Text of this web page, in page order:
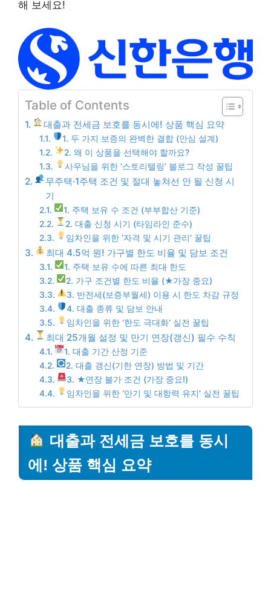
해 보세요!
Table of Contents
대출과 전세금 보호를 동시에! 상품 핵심 요약
1. 두 가지 보증의 완벽한 결합 (안심 설계)
2. 왜 이 상품을 선택해야 할까요?
사우님을 위한 ‘스토리텔링’ 블로그 작성 꿀팁
무주택·1주택 조건 및 절대 놓쳐선 안 될 신청 시
기
1. 주택 보유 수 조건 (부부합산 기준)
2. 대출 신청 시기 (타임라인 준수)
임차인을 위한 ‘자격 및 시기 관리’ 꿀팁
최대 4.5억 원! 가구별 한도 비율 및 담보 조건
1. 주택 보유 수에 따른 최대 한도
2. 가구 조건별 한도 비율 (★가장 중요)
3. 반전세(보증부월세) 이용 시 한도 차감 규정
4. 대출 종류 및 담보 안내
임차인을 위한 ‘한도 극대화’ 실전 꿀팁
최대 25개월 설정 및 만기 연장(갱신) 필수 수칙
1. 대출 기간 산정 기준
2. 대출 갱신(기한 연장) 방법 및 기간
3. ★연장 불가 조건 (가장 중요!)
임차인을 위한 ‘만기 및 대항력 유지’ 실전 꿀팁
대출과 전세금 보호를 동시
에! 상품 핵심 요약